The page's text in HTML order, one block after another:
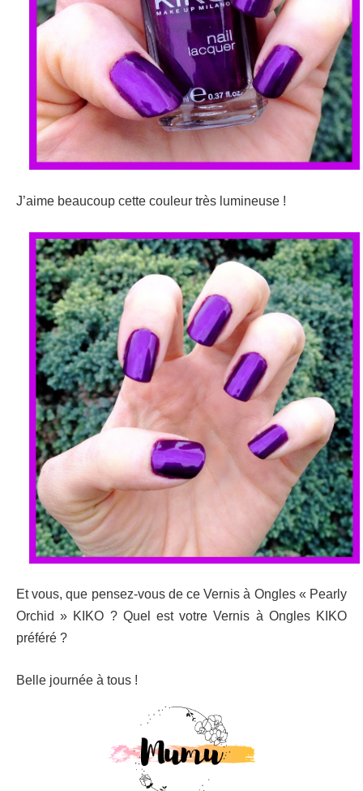
J’aime beaucoup cette couleur très lumineuse !
Et vous, que pensez-vous de ce Vernis à Ongles « Pearly
Orchid » KIKO ? Quel est votre Vernis à Ongles KIKO
préféré ?
Belle journée à tous !